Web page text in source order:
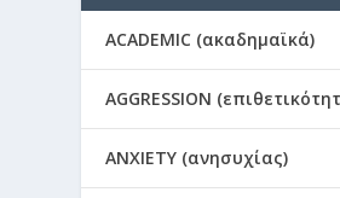
ACADEMIC (ακαδημαϊκά)
AGGRESSION
ANXIETY (ανησυχίας)